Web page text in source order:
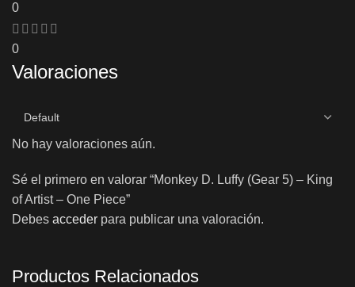
0
0
Valoraciones
No hay valoraciones aún.
Sé el primero en valorar “Monkey D. Luffy (Gear 5) – King
of Artist – One Piece”
Debes acceder para publicar una valoración.
Productos Relacionados